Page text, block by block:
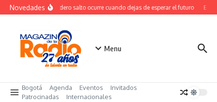
Saltar al contenido
NovedadesEl verdadero salto ocurre cuando dejas de esperar el futuro El
Menu
Bogotá Agenda Eventos
Invitados
Patrocinadas
Internacionales